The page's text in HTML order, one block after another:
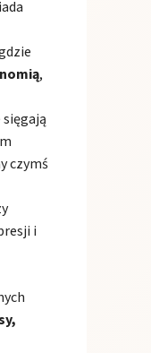
,
czymś
i